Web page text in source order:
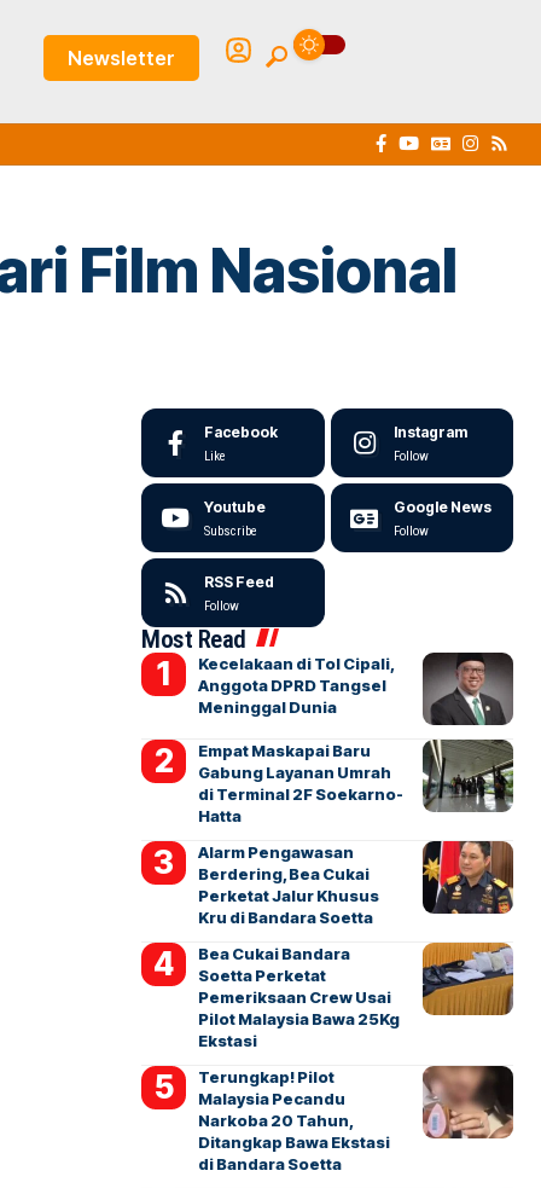
Newsletter
Film Nasional
Facebook
Like
Instagram
Follow
Youtube
Subscribe
Google News
Follow
RSS Feed
Follow
Most Read
Kecelakaan di Tol Cipali,
Anggota DPRD Tangsel
Meninggal Dunia
Empat Maskapai Baru
Gabung Layanan Umrah
di Terminal 2F Soekarno-
Hatta
Alarm Pengawasan
Berdering, Bea Cukai
Perketat Jalur Khusus
Kru di Bandara Soetta
Bea Cukai Bandara
Soetta Perketat
Pemeriksaan Crew Usai
Pilot Malaysia Bawa 25Kg
Ekstasi
Terungkap! Pilot
Malaysia Pecandu
Narkoba 20 Tahun,
Ditangkap Bawa Ekstasi
di Bandara Soetta